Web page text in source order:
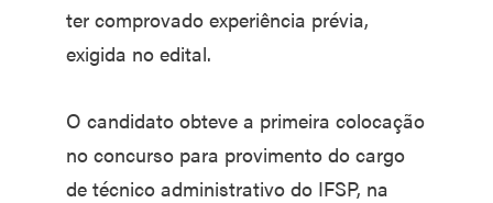
ter comprovado experiência prévia,
exigida no edital.
O candidato obteve a primeira colocação
no concurso para provimento do cargo
de técnico administrativo do IFSP, na